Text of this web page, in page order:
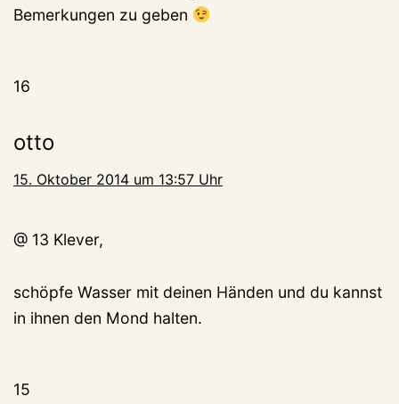
Bemerkungen zu geben
16
otto
15. Oktober 2014 um 13:57 Uhr
@ 13 Klever,
schöpfe Wasser mit deinen Händen und du kannst
in ihnen den Mond halten.
15